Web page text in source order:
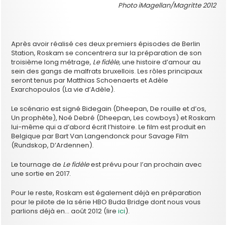
Photo iMagellan/Magritte 2012
Après avoir réalisé ces deux premiers épisodes de Berlin
Station, Roskam se concentrera sur la préparation de son
troisième long métrage, Le fidèle,une histoire d’amour au
sein des gangs de malfrats bruxellois. Les rôles principaux
seront tenus par Matthias Schoenaerts et Adèle
Exarchopoulos (La vie d’Adèle).
Le scénario est signé Bidegain (Dheepan, De rouille et d’os,
Un prophète), Noé Debré (Dheepan, Les cowboys) et Roskam
lui-même qui a d’abord écrit l’histoire. Le film est produit en
Belgique par Bart Van Langendonck pour Savage Film
(Rundskop, D’Ardennen).
Le tournage de Le fidèleest prévu pour l’an prochain avec
une sortie en 2017.
Pour le reste, Roskam est également déjà en préparation
pour le pilote de la série HBO Buda Bridge dont nous vous
parlions déjà en… août 2012 (lireici).